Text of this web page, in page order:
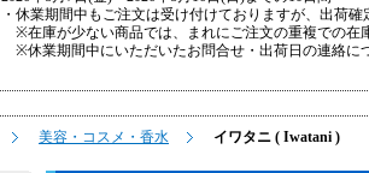
・休業期間中もご注文は受け付けておりますが、出荷
※在庫が少ない商品では、まれにご注文の重複での在
※休業期間中にいただいたお問合せ・出荷日の連絡に
美容・コスメ・香水 イワタニ ( Iwatani )